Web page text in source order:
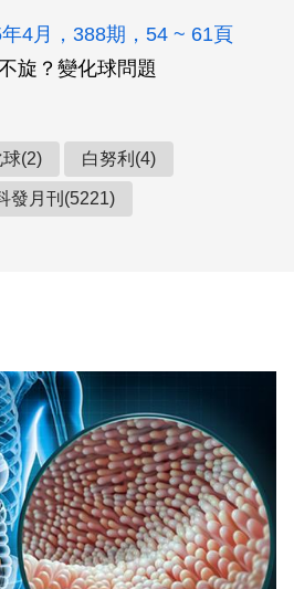
年4月，388期，54 ~ 61頁
旋？變化球問題
(2) 白努利(4)
發月刊(5221)